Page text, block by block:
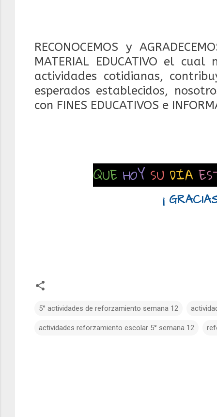
RECONOCEMOS y
MATERIAL EDUCATIVO el
actividades cotidianas,
esperados establecidos,
con FINES EDUCATIVOS e
QUE HOY SU DÍA
¡
5° actividades de reforzamiento semana 12
actividades reforzamiento escolar 5° semana 12